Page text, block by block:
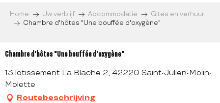
Home Uw verblijf Accommodatie
Gites en verhuur
Chambre d'hôtes "Une bouffée d'oxygène"
Chambre d'hôtes "Une bouffée d'oxygène"
13 lotissement La Blache 2, 42220 Saint-Julien-Molin-
Molette
Routebeschrijving